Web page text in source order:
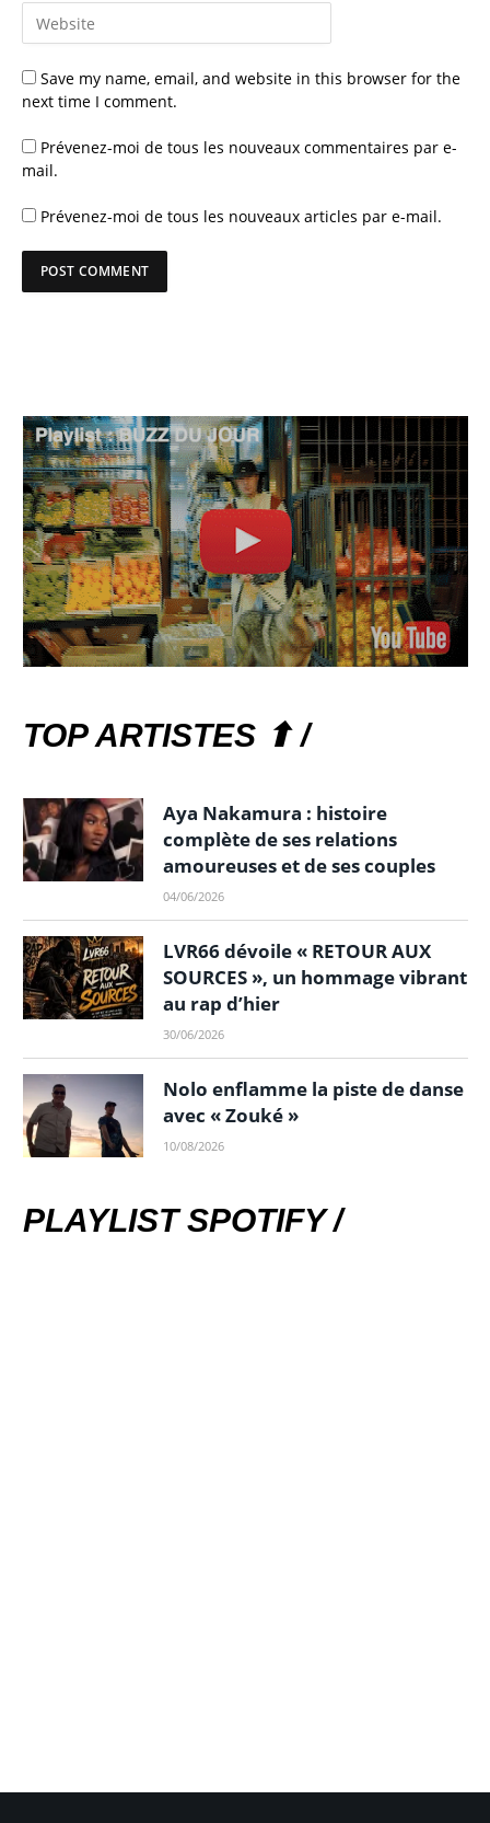
Save my name, email, and website in this browser for the
next time I comment.
Prévenez-moi de tous les nouveaux commentaires par e-
mail.
Prévenez-moi de tous les nouveaux articles par e-mail.
TOP ARTISTES ⬆ /
Aya Nakamura : histoire
complète de ses relations
amoureuses et de ses couples
04/06/2026
LVR66 dévoile « RETOUR AUX
SOURCES », un hommage vibrant
au rap d’hier
30/06/2026
Nolo enflamme la piste de danse
avec « Zouké »
10/08/2026
PLAYLIST SPOTIFY /